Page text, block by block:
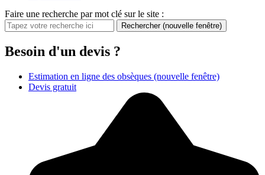
Faire une recherche par mot clé sur le site :
Rechercher (nouvelle fenêtre)
Besoin d'un devis ?
Estimation en ligne des obsèques (nouvelle fenêtre)
Devis gratuit